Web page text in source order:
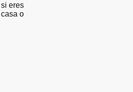
si eres
o